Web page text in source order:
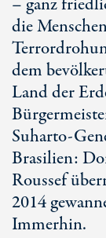
die
dem
Land der
Suharto-
Brasilien:
Roussef
2014
Immerhin.